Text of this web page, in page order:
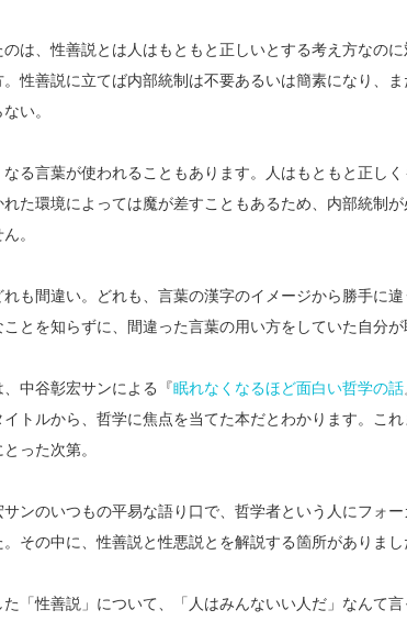
は、性善説とは人はもともと正しいとする考え方なの
。性善説に立てば内部統制は不要あるいは簡素になり、
い。
る言葉が使われることもあります。人はもともと正し
た環境によっては魔が差すこともあるため、内部統制
。
れも間違い。どれも、言葉の漢字のイメージから勝手に
とを知らずに、間違った言葉の用い方をしていた自分が
中谷彰宏サンによる『眠れなくなるほど面白い哲学の話
トルから、哲学に焦点を当てた本だとわかります。こ
とった次第。
ンのいつもの平易な語り口で、哲学者という人にフォ
その中に、性善説と性悪説とを解説する箇所がありまし
た「性善説」について、「人はみんないい人だ」なんて